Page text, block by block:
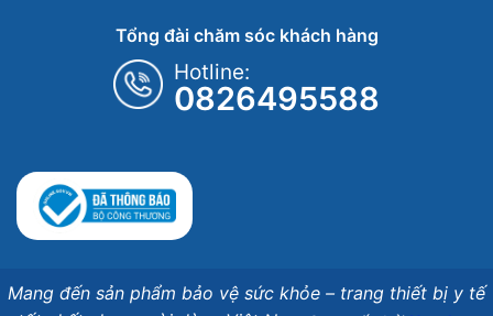
Tổng đài chăm sóc khách hàng
Hotline:
0826495588
Mang đến sản phẩm bảo vệ sức khỏe – trang thiết bị y tế